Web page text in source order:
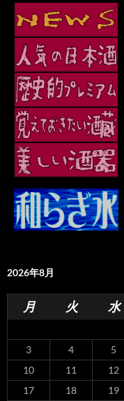
2026年8月
月 火 水
3
4 5
10
11 12
17
18 19